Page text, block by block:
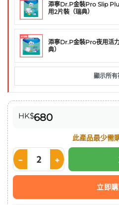
添寧Dr.P金裝Pro Slip
用2片裝（瑞典）
添寧Dr.P金裝Pro夜用活
典）
顯示所有
HK$680
此產品最少需
Fresenius Kabi Fresubin 2kcal
立即購